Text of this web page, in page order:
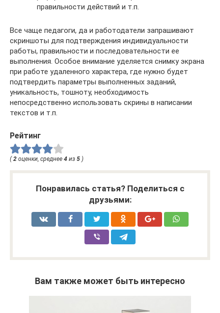
правильности действий и т.п.
Все чаще педагоги, да и работодатели запрашивают
скриншоты для подтверждения индивидуальности
работы, правильности и последовательности ее
выполнения. Особое внимание уделяется снимку экрана
при работе удаленного характера, где нужно будет
подтвердить параметры выполненных заданий,
уникальность, тошноту, необходимость
непосредственно использовать скрины в написании
текстов и т.п.
Рейтинг
( 2 оценки, среднее 4 из 5 )
Понравилась статья? Поделиться с
друзьями:
Вам также может быть интересно